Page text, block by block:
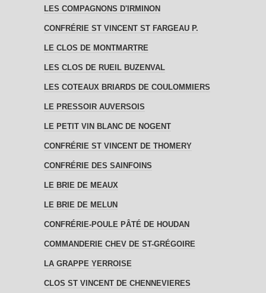
LES COMPAGNONS D'IRMINON
CONFRÉRIE ST VINCENT ST FARGEAU P.
LE CLOS DE MONTMARTRE
LES CLOS DE RUEIL BUZENVAL
LES COTEAUX BRIARDS DE COULOMMIERS
LE PRESSOIR AUVERSOIS
LE PETIT VIN BLANC DE NOGENT
CONFRÉRIE ST VINCENT DE THOMERY
CONFRÉRIE DES SAINFOINS
LE BRIE DE MEAUX
LE BRIE DE MELUN
CONFRÉRIE-POULE PÂTÉ DE HOUDAN
COMMANDERIE CHEV DE ST-GRÉGOIRE
LA GRAPPE YERROISE
CLOS ST VINCENT DE CHENNEVIERES